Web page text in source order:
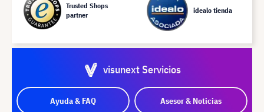
Trusted Shops
partner
idealo tienda
visunext Servicios
Ayuda & FAQ Asesor & Noticias